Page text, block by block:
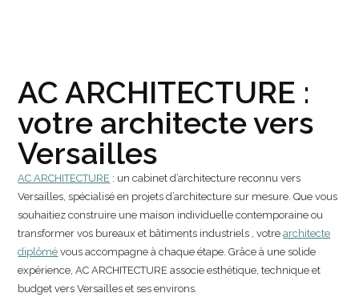
AC ARCHITECTURE :
votre architecte vers
Versailles
AC ARCHITECTURE : un cabinet d’architecture reconnu vers
Versailles, spécialisé en projets d’architecture sur mesure. Que vous
souhaitiez construire une maison individuelle contemporaine ou
transformer vos bureaux et bâtiments industriels , votrearchitecte
diplômé vous accompagne à chaque étape. Grâce à une solide
expérience, AC ARCHITECTURE associe esthétique, technique et
budget vers Versailles et ses environs.